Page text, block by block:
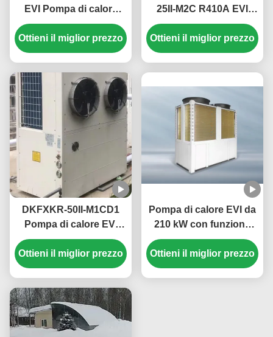
EVI Pompa di calore
monoblocco elettrica
domestica Alta
temperatura fino a 55 °
Ottieni il miglior prezzo
25II-M2C R410A EVI
Inverter DC Pompa di
calore 50Hz Sorgente
d'aria fissa
Ottieni il miglior prezzo
DKFXKR-50II-M1CD1
Pompa di calore EVI
inverter con refrigerante
R410A 35,5 kW di
raffreddamento e
funzionamento -25~43
℃
Ottieni il miglior prezzo
Pompa di calore EVI da
210 kW con funzione
antigelo per acqua
calda commerciale nelle
scuole
Ottieni il miglior prezzo